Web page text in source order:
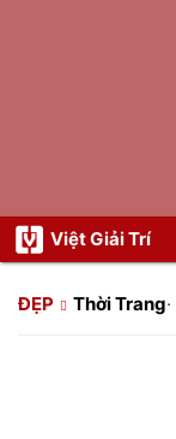
Việt Giải Trí
ĐẸP Thời Trang·